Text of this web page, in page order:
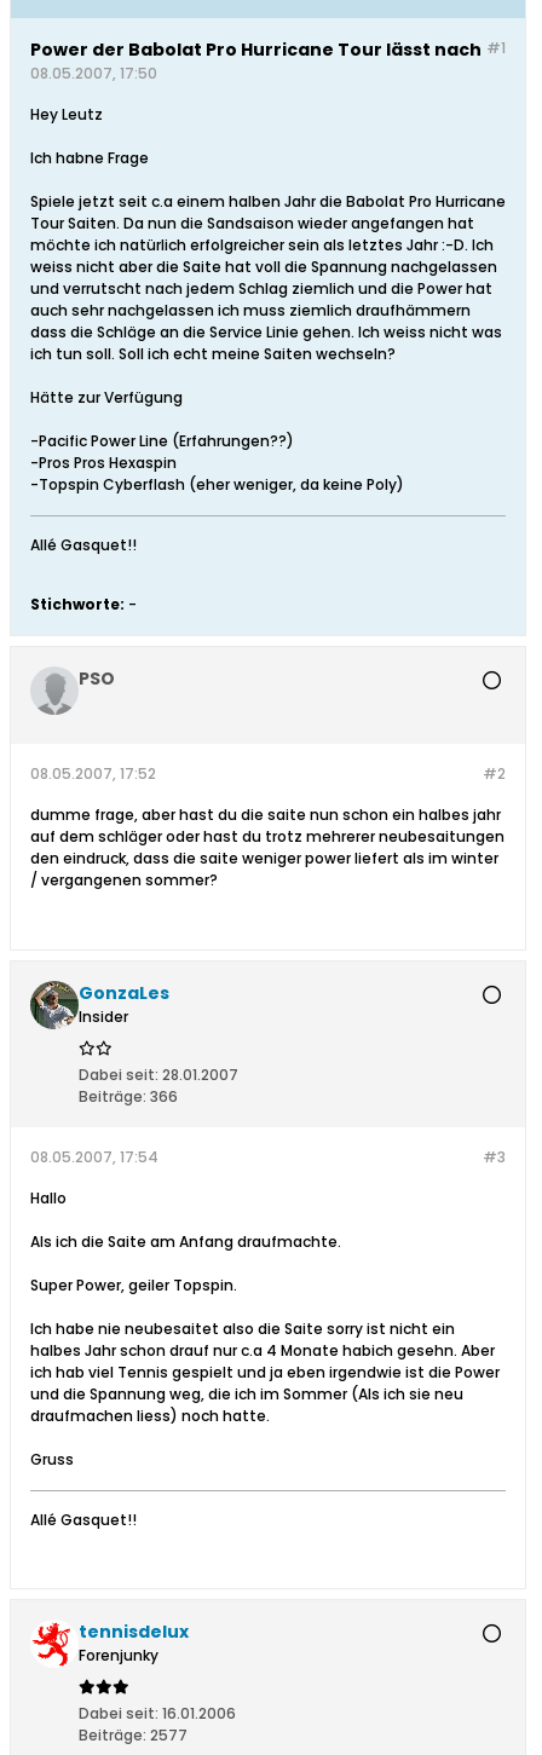
#1
Power der Babolat Pro Hurricane Tour lässt nach
08.05.2007, 17:50
Hey Leutz
Ich habne Frage
Spiele jetzt seit c.a einem halben Jahr die Babolat Pro Hurricane
Tour Saiten. Da nun die Sandsaison wieder angefangen hat
möchte ich natürlich erfolgreicher sein als letztes Jahr :-D. Ich
weiss nicht aber die Saite hat voll die Spannung nachgelassen
und verrutscht nach jedem Schlag ziemlich und die Power hat
auch sehr nachgelassen ich muss ziemlich draufhämmern
dass die Schläge an die Service Linie gehen. Ich weiss nicht was
ich tun soll. Soll ich echt meine Saiten wechseln?
Hätte zur Verfügung
-Pacific Power Line (Erfahrungen??)
-Pros Pros Hexaspin
-Topspin Cyberflash (eher weniger, da keine Poly)
Allé Gasquet!!
Stichworte: -
PSO
#2
08.05.2007, 17:52
dumme frage, aber hast du die saite nun schon ein halbes jahr
auf dem schläger oder hast du trotz mehrerer neubesaitungen
den eindruck, dass die saite weniger power liefert als im winter
/ vergangenen sommer?
GonzaLes
Insider
Dabei seit: 28.01.2007
Beiträge: 366
#3
08.05.2007, 17:54
Hallo
Als ich die Saite am Anfang draufmachte.
Super Power, geiler Topspin.
Ich habe nie neubesaitet also die Saite sorry ist nicht ein
halbes Jahr schon drauf nur c.a 4 Monate habich gesehn. Aber
ich hab viel Tennis gespielt und ja eben irgendwie ist die Power
und die Spannung weg, die ich im Sommer (Als ich sie neu
draufmachen liess) noch hatte.
Gruss
Allé Gasquet!!
tennisdelux
Forenjunky
Dabei seit: 16.01.2006
Beiträge: 2577